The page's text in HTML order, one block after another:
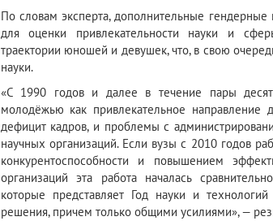
По словам эксперта, дополнительные
для оценки привлекательности науки и
траектории юношей и девушек, что, в свою
науки.
«С 1990 годов и далее в течение пары
молодёжью как привлекательное направление
дефицит кадров, и проблемы с
научных организаций. Если вузы с 2010 годов
конкурентоспособности и повышением
организаций эта работа началась
которые представляет Год науки и
решения, причем только общими усилиями», —